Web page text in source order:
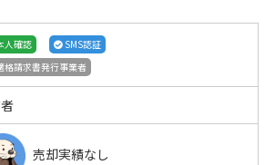
人確認
SMS認証
格請求書発行事業者
売却実績なし